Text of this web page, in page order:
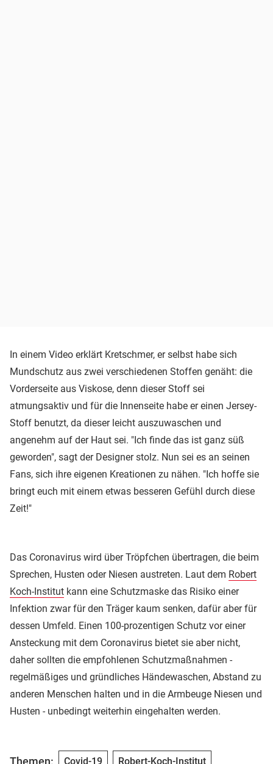
In einem Video erklärt Kretschmer, er selbst habe sich
Mundschutz aus zwei verschiedenen Stoffen genäht: die
Vorderseite aus Viskose, denn dieser Stoff sei
atmungsaktiv und für die Innenseite habe er einen Jersey-
Stoff benutzt, da dieser leicht auszuwaschen und
angenehm auf der Haut sei. "Ich finde das ist ganz süß
geworden", sagt der Designer stolz. Nun sei es an seinen
Fans, sich ihre eigenen Kreationen zu nähen. "Ich hoffe sie
bringt euch mit einem etwas besseren Gefühl durch diese
Zeit!"
Das Coronavirus wird über Tröpfchen übertragen, die beim
Sprechen, Husten oder Niesen austreten. Laut dem Robert
Koch-Institut kann eine Schutzmaske das Risiko einer
Infektion zwar für den Träger kaum senken, dafür aber für
dessen Umfeld. Einen 100-prozentigen Schutz vor einer
Ansteckung mit dem Coronavirus bietet sie aber nicht,
daher sollten die empfohlenen Schutzmaßnahmen -
regelmäßiges und gründliches Händewaschen, Abstand zu
anderen Menschen halten und in die Armbeuge Niesen und
Husten - unbedingt weiterhin eingehalten werden.
Themen: Covid-19 Robert-Koch-Institut